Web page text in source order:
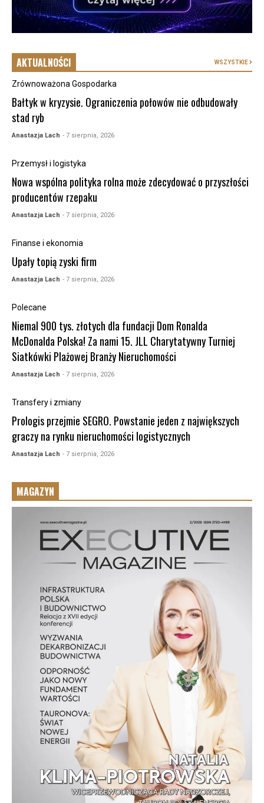
AKTUALNOŚCI WSZYSTKIE
Zrównoważona Gospodarka
Bałtyk w kryzysie. Ograniczenia połowów nie odbudowały
stad ryb
Anastazja Lach - 7 sierpnia, 2026
Przemysł i logistyka
Nowa wspólna polityka rolna może zdecydować o przyszłości
producentów rzepaku
Anastazja Lach - 7 sierpnia, 2026
Finanse i ekonomia
Upały topią zyski firm
Anastazja Lach - 7 sierpnia, 2026
Polecane
Niemal 900 tys. złotych dla fundacji Dom Ronalda
McDonalda Polska! Za nami 15. JLL Charytatywny Turniej
Siatkówki Plażowej Branży Nieruchomości
Anastazja Lach - 7 sierpnia, 2026
Transfery i zmiany
Prologis przejmie SEGRO. Powstanie jeden z największych
graczy na rynku nieruchomości logistycznych
Anastazja Lach - 7 sierpnia, 2026
MAGAZYN